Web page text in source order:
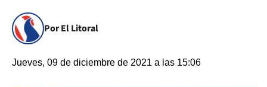
Por El Litoral
Jueves, 09 de diciembre de 2021 a las 15:06